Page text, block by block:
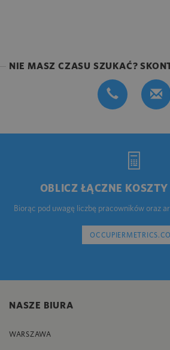
NIE MASZ CZASU SZUKAĆ?
OBLICZ ŁĄCZNE
Biorąc pod uwagę liczbę pracowników oraz
NASZE BIURA
WARSZAWA